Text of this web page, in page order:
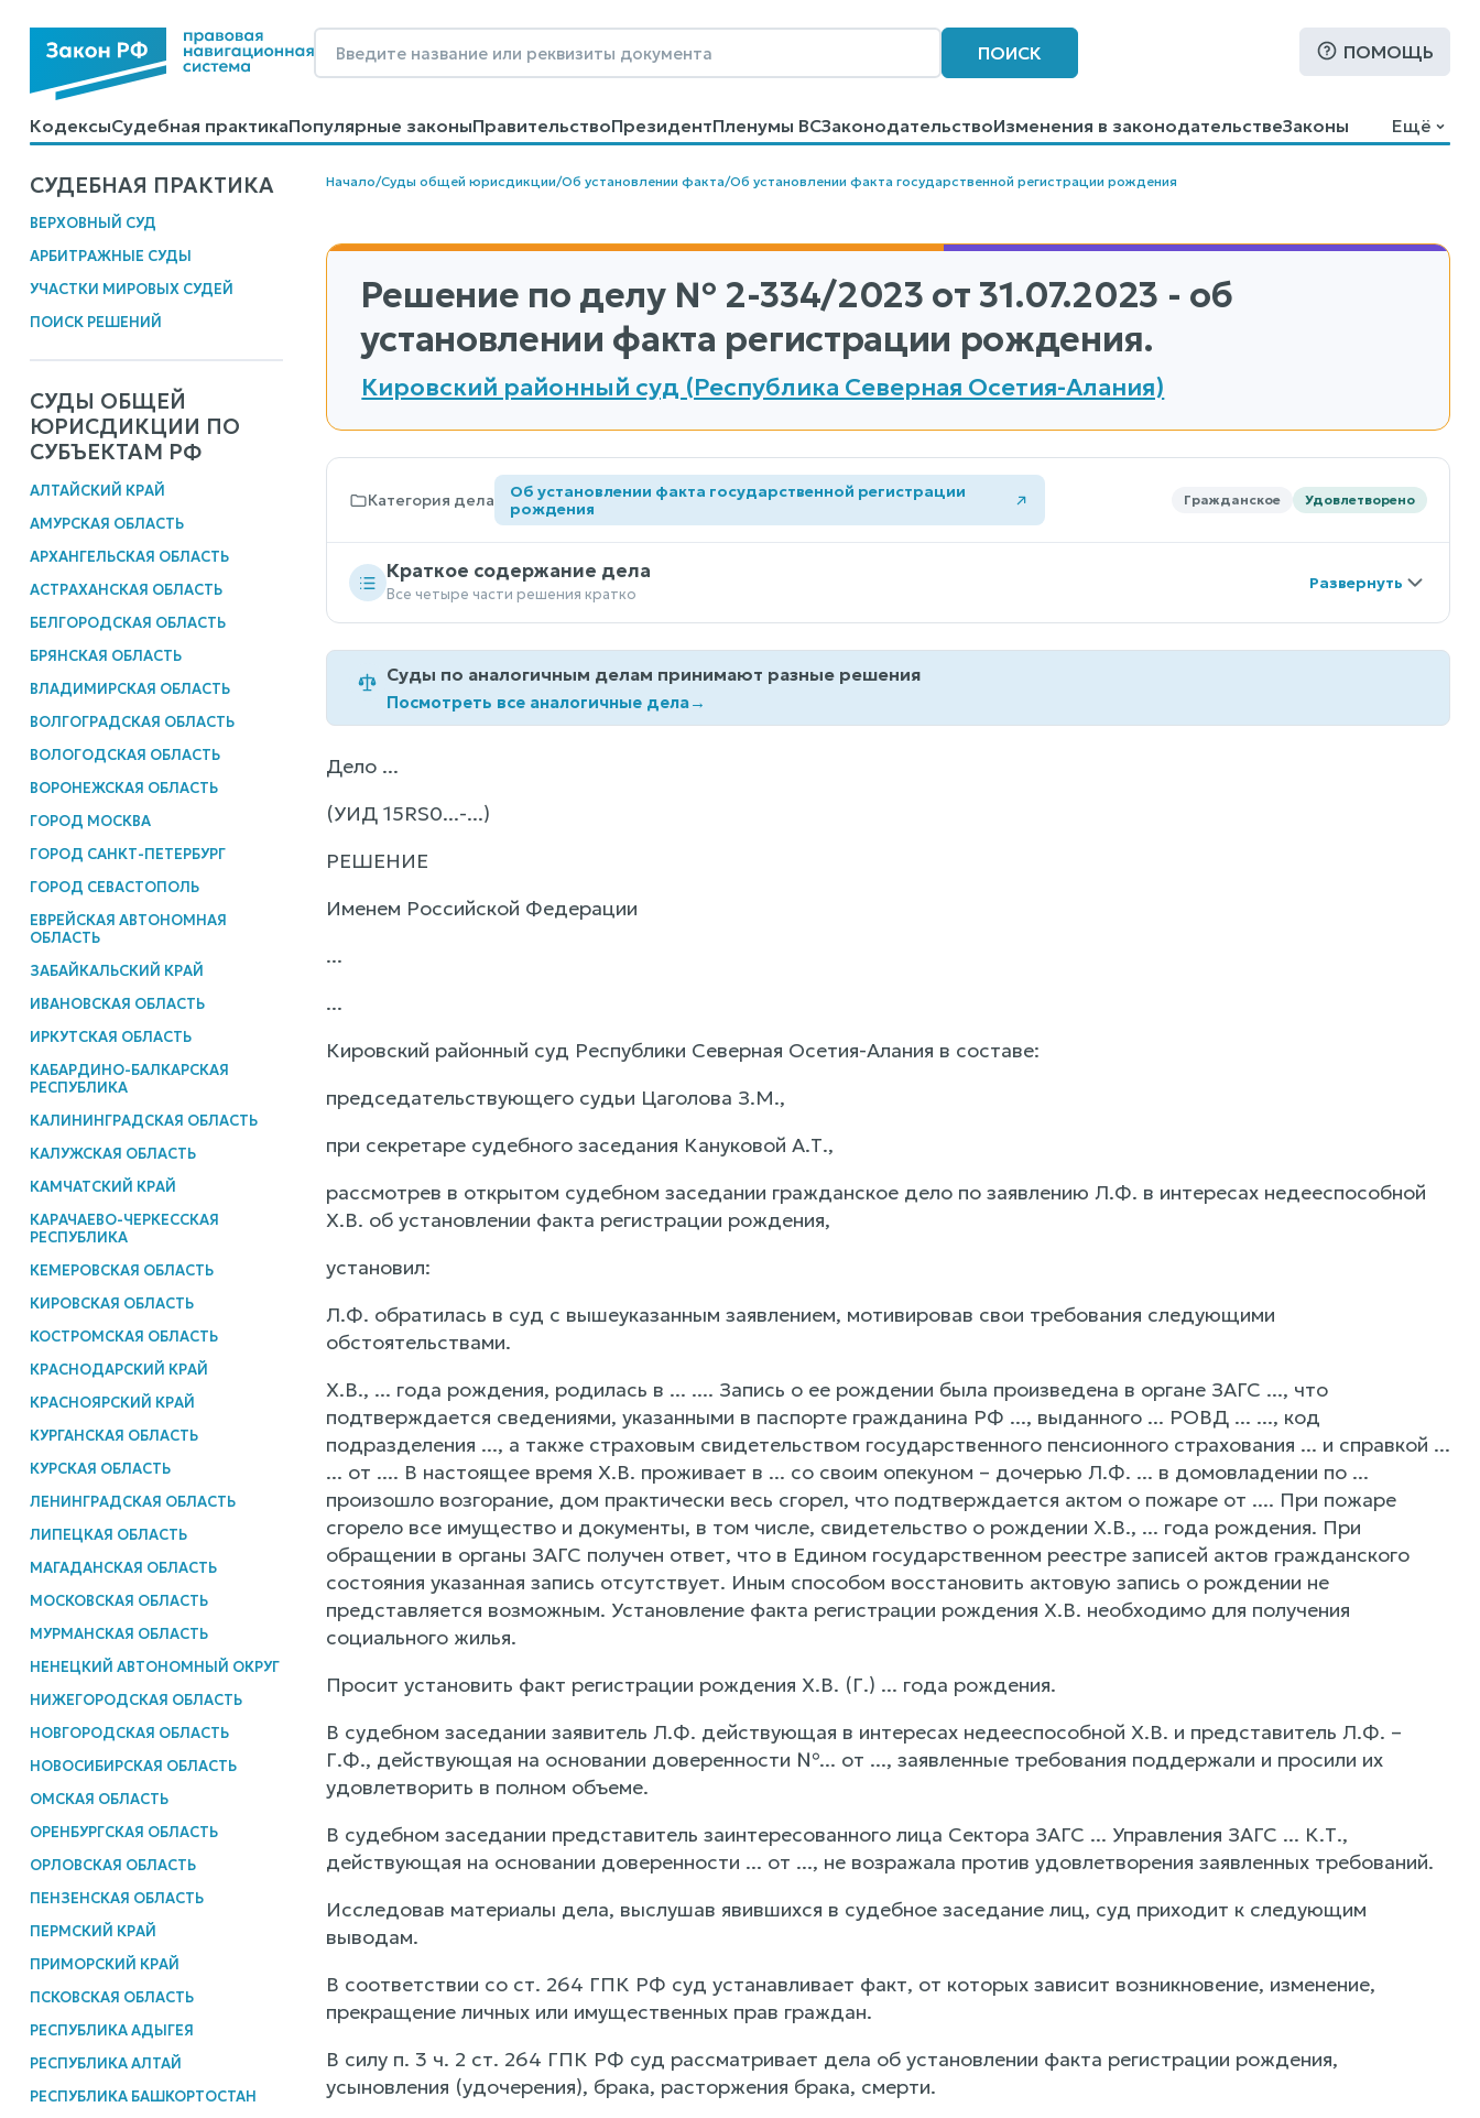
ПОИСК ПОМОЩЬ
КодексыСудебная практикаПопулярные законыПравительствоПрезидентПленумы ВСЗаконодательствоИзменения в законодательствеЗаконы
КалькуляторыСправочные материалыОбразцы договоровКонтактыПомощьПоиск
Ещё
СУДЕБНАЯ ПРАКТИКА
ВЕРХОВНЫЙ СУД
АРБИТРАЖНЫЕ СУДЫ
УЧАСТКИ МИРОВЫХ СУДЕЙ
ПОИСК РЕШЕНИЙ
СУДЫ ОБЩЕЙ
ЮРИСДИКЦИИ ПО
СУБЪЕКТАМ РФ
АЛТАЙСКИЙ КРАЙ
АМУРСКАЯ ОБЛАСТЬ
АРХАНГЕЛЬСКАЯ ОБЛАСТЬ
АСТРАХАНСКАЯ ОБЛАСТЬ
БЕЛГОРОДСКАЯ ОБЛАСТЬ
БРЯНСКАЯ ОБЛАСТЬ
ВЛАДИМИРСКАЯ ОБЛАСТЬ
ВОЛГОГРАДСКАЯ ОБЛАСТЬ
ВОЛОГОДСКАЯ ОБЛАСТЬ
ВОРОНЕЖСКАЯ ОБЛАСТЬ
ГОРОД МОСКВА
ГОРОД САНКТ-ПЕТЕРБУРГ
ГОРОД СЕВАСТОПОЛЬ
ЕВРЕЙСКАЯ АВТОНОМНАЯ
ОБЛАСТЬ
ЗАБАЙКАЛЬСКИЙ КРАЙ
ИВАНОВСКАЯ ОБЛАСТЬ
ИРКУТСКАЯ ОБЛАСТЬ
КАБАРДИНО-БАЛКАРСКАЯ
РЕСПУБЛИКА
КАЛИНИНГРАДСКАЯ ОБЛАСТЬ
КАЛУЖСКАЯ ОБЛАСТЬ
КАМЧАТСКИЙ КРАЙ
КАРАЧАЕВО-ЧЕРКЕССКАЯ
РЕСПУБЛИКА
КЕМЕРОВСКАЯ ОБЛАСТЬ
КИРОВСКАЯ ОБЛАСТЬ
КОСТРОМСКАЯ ОБЛАСТЬ
КРАСНОДАРСКИЙ КРАЙ
КРАСНОЯРСКИЙ КРАЙ
КУРГАНСКАЯ ОБЛАСТЬ
КУРСКАЯ ОБЛАСТЬ
ЛЕНИНГРАДСКАЯ ОБЛАСТЬ
ЛИПЕЦКАЯ ОБЛАСТЬ
МАГАДАНСКАЯ ОБЛАСТЬ
МОСКОВСКАЯ ОБЛАСТЬ
МУРМАНСКАЯ ОБЛАСТЬ
НЕНЕЦКИЙ АВТОНОМНЫЙ ОКРУГ
НИЖЕГОРОДСКАЯ ОБЛАСТЬ
НОВГОРОДСКАЯ ОБЛАСТЬ
НОВОСИБИРСКАЯ ОБЛАСТЬ
ОМСКАЯ ОБЛАСТЬ
ОРЕНБУРГСКАЯ ОБЛАСТЬ
ОРЛОВСКАЯ ОБЛАСТЬ
ПЕНЗЕНСКАЯ ОБЛАСТЬ
ПЕРМСКИЙ КРАЙ
ПРИМОРСКИЙ КРАЙ
ПСКОВСКАЯ ОБЛАСТЬ
РЕСПУБЛИКА АДЫГЕЯ
РЕСПУБЛИКА АЛТАЙ
РЕСПУБЛИКА БАШКОРТОСТАН
Начало/Суды общей юрисдикции/Об установлении факта/Об установлении факта государственной регистрации рождения
Решение по делу № 2-334/2023 от 31.07.2023 - об
установлении факта регистрации рождения.
Кировский районный суд (Республика Северная Осетия-Алания)
Категория дела
Об установлении факта государственной регистрации
рождения
Гражданское Удовлетворено
Краткое содержание дела
Все четыре части решения кратко
Суды по аналогичным делам принимают разные решения
Посмотреть все аналогичные дела→
Дело ...
(УИД 15RS0...-...)
РЕШЕНИЕ
Именем Российской Федерации
...
...
Кировский районный суд Республики Северная Осетия-Алания в составе:
председательствующего судьи Цаголова З.М.,
при секретаре судебного заседания Кануковой А.Т.,
рассмотрев в открытом судебном заседании гражданское дело по заявлению Л.Ф. в интересах недееспособной
Х.В. об установлении факта регистрации рождения,
установил:
Л.Ф. обратилась в суд с вышеуказанным заявлением, мотивировав свои требования следующими
обстоятельствами.
Х.В., ... года рождения, родилась в ... .... Запись о ее рождении была произведена в органе ЗАГС ..., что
подтверждается сведениями, указанными в паспорте гражданина РФ ..., выданного ... РОВД ... ..., код
подразделения ..., а также страховым свидетельством государственного пенсионного страхования ... и справкой ...
... от .... В настоящее время Х.В. проживает в ... со своим опекуном – дочерью Л.Ф. ... в домовладении по ...
произошло возгорание, дом практически весь сгорел, что подтверждается актом о пожаре от .... При пожаре
сгорело все имущество и документы, в том числе, свидетельство о рождении Х.В., ... года рождения. При
обращении в органы ЗАГС получен ответ, что в Едином государственном реестре записей актов гражданского
состояния указанная запись отсутствует. Иным способом восстановить актовую запись о рождении не
представляется возможным. Установление факта регистрации рождения Х.В. необходимо для получения
социального жилья.
Просит установить факт регистрации рождения Х.В. (Г.) ... года рождения.
В судебном заседании заявитель Л.Ф. действующая в интересах недееспособной Х.В. и представитель Л.Ф. –
Г.Ф., действующая на основании доверенности №... от ..., заявленные требования поддержали и просили их
удовлетворить в полном объеме.
В судебном заседании представитель заинтересованного лица Сектора ЗАГС ... Управления ЗАГС ... К.Т.,
действующая на основании доверенности ... от ..., не возражала против удовлетворения заявленных требований.
Исследовав материалы дела, выслушав явившихся в судебное заседание лиц, суд приходит к следующим
выводам.
В соответствии со ст. 264 ГПК РФ суд устанавливает факт, от которых зависит возникновение, изменение,
прекращение личных или имущественных прав граждан.
В силу п. 3 ч. 2 ст. 264 ГПК РФ суд рассматривает дела об установлении факта регистрации рождения,
усыновления (удочерения), брака, расторжения брака, смерти.